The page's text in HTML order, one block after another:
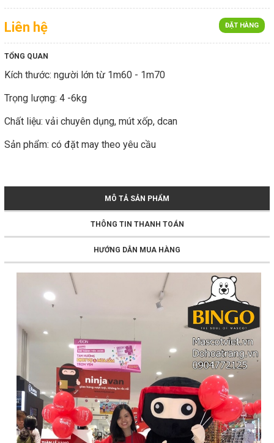
ĐẶT HÀNG
Liên hệ
TỔNG QUAN
Kích thước: người lớn từ 1m60 - 1m70
Trọng lượng: 4 -6kg
Chất liệu: vải chuyên dụng, mút xốp, dcan
Sản phẩm: có đặt may theo yêu cầu
MÔ TẢ SẢN PHẨM
THÔNG TIN THANH TOÁN
HƯỚNG DẪN MUA HÀNG